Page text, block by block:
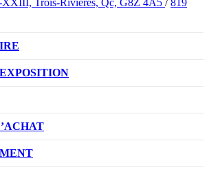
XXIII, Trois-Rivières, Qc, G8Z 4A5 / 819
NEUFS
D’OCCASION
DE VÉHICULES NEUFS
DU CONCESSIONNAIRE
ET ACHETEZ HYUNDAI